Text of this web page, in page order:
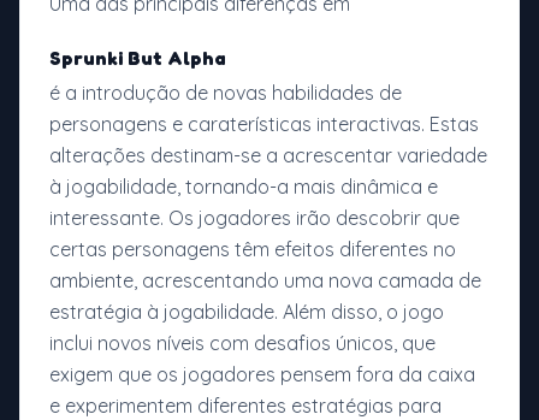
Sprunki But Alpha
é a introdução de novas habilidades de
personagens e caraterísticas interactivas. Estas
alterações destinam-se a acrescentar variedade
à jogabilidade, tornando-a mais dinâmica e
interessante. Os jogadores irão descobrir que
certas personagens têm efeitos diferentes no
ambiente, acrescentando uma nova camada de
estratégia à jogabilidade. Além disso, o jogo
inclui novos níveis com desafios únicos, que
exigem que os jogadores pensem fora da caixa
e experimentem diferentes estratégias para